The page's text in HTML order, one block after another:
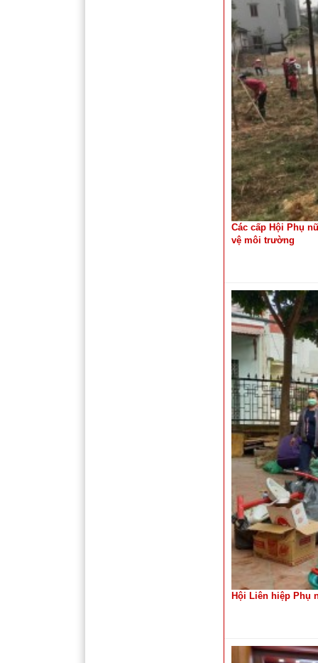
Các cấp Hội Phụ
vệ môi trường
Hội Liên hiệp Phụ